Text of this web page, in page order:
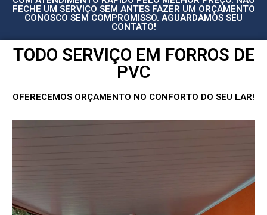
FECHE UM SERVIÇO SEM ANTES FAZER UM ORÇAMENTO
CONOSCO SEM COMPROMISSO. AGUARDAMOS SEU
CONTATO!
TODO SERVIÇO EM FORROS DE
PVC
OFERECEMOS ORÇAMENTO NO CONFORTO DO SEU LAR!